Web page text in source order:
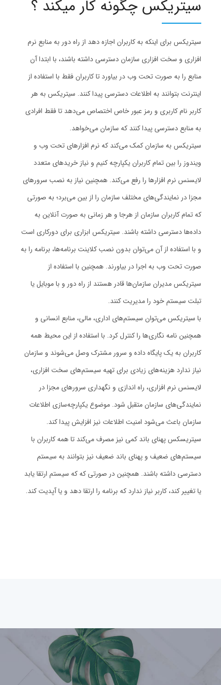
سیتریکس چگونه کار میکند ؟
سیتریکس برای اینکه به کاربران اجازه دهد از راه دور به منابع نرم
افزاری و سخت افزاری سازمان دسترسی داشته باشند، با ابتدا آن
منابع را به صورت تحت وب در بیاورد تا کاربران فقط با استفاده از
اینترنت بتوانند به اطلاعات دسترسی پیدا کنند. سیتریکس به هر
کاربر نام کاربری و رمز عبور خاص اختصاص می‌دهد تا فقط افرادی
به منابع دسترسی پیدا کنند که سازمان می‌خواهد.
سیتریکس به سازمان کمک می‌کند که نرم افزارهای تحت وب و
ویندوز را بین تمام کاربران یکپارچه کنیم و نیاز خریدهای متعدد
لایسنس نرم افزارها را رفع می‌کند. همچنین نیاز به نصب سرورهای
مجزا در نمایندگی‌های مختلف سازمان را از بین می‌برد؛ به صورتی
که تمام کاربران سازمان از هرجا و هر زمانی به صورت آنلاین به
داده‌ها دسترسی داشته باشند. سیتریکس ابزاری برای دورکاری است
و با استفاده از آن می‌توان بدون نصب کلاینت برنامه‌ها، برنامه را به
صورت تحت وب به اجرا در بیاورند. همچنین با استفاده از
سیتریکس مدیران سازمان‌ها قادر هستند از راه دور و با موبایل یا
تبلت سیستم خود را مدیریت کنند.
با سیتریکس می‌توان سیستم‌های اداری، مالی، منابع انسانی و
همچنین نامه نگاری‌ها را کنترل کرد. با استفاده از این محیط همه
کاربران به یک پایگاه داده و سرور مشترک وصل می‌شوند و سازمان
نیاز ندارد هزینه‌های زیادی برای تهیه سیستم‌های سخت افزاری،
لایسنس نرم افزاری، راه اندازی و نگهداری سرورهای مجزا در
نمایندگی‌های سازمان متقبل شود. موضوع یکپارچه‌سازی اطلاعات
سازمان باعث می‌شود امنیت اطلاعات نیز افزایش پیدا کند.
سیتریسکس پهنای باند کمی نیز مصرف می‌کند تا همه کاربران با
سیستم‌های ضعیف و پهنای باند ضعیف نیز بتوانند به سیستم
دسترسی داشته باشند. همچنین در صورتی که که سیستم ارتقا یابد
یا تغییر کند، کاربر نیاز ندارد که برنامه را ارتقا دهد و یا آپدیت کند.